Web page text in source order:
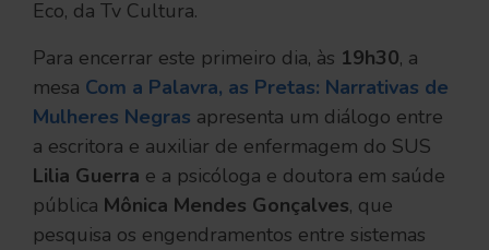
Eco, da Tv Cultura.
Para encerrar este primeiro dia, às 19h30, a
mesa Com a Palavra, as Pretas: Narrativas de
Mulheres Negras apresenta um diálogo entre
a escritora e auxiliar de enfermagem do SUS
Lilia Guerra e a psicóloga e doutora em saúde
pública Mônica Mendes Gonçalves, que
pesquisa os engendramentos entre sistemas